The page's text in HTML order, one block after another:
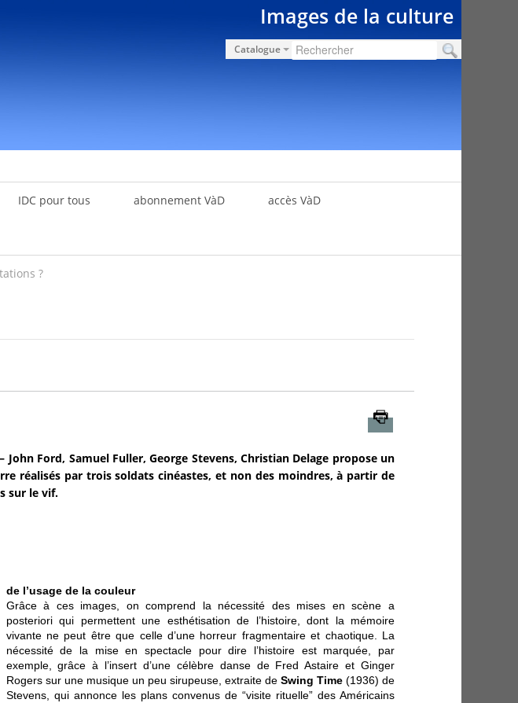
Images de la culture
Catalogue
IDC pour tous abonnement VàD accès VàD
?
Ford, Samuel Fuller, George Stevens, Christian Delage propose un
réalisés par trois soldats cinéastes, et non des moindres, à partir de
sur le vif.
de l’usage de la couleur
Grâce à ces images, on comprend la nécessité des mises en scène a
posteriori qui permettent une esthétisation de l’histoire, dont la mémoire
vivante ne peut être que celle d’une horreur fragmentaire et chaotique. La
nécessité de la mise en spectacle pour dire l’histoire est marquée, par
exemple, grâce à l’insert d’une célèbre danse de Fred Astaire et Ginger
Rogers sur une musique un peu sirupeuse, extraite de Swing Time (1936) de
Stevens, qui annonce les plans convenus de “visite rituelle” des Américains